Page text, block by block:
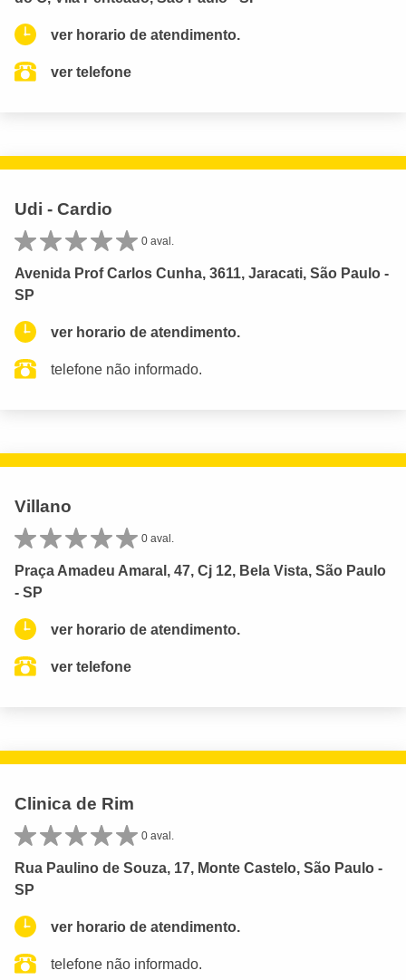
ver horario de atendimento.
ver telefone
Udi - Cardio
0 aval.
Avenida Prof Carlos Cunha, 3611, Jaracati, São Paulo -
SP
ver horario de atendimento.
telefone não informado.
Villano
0 aval.
Praça Amadeu Amaral, 47, Cj 12, Bela Vista, São Paulo
- SP
ver horario de atendimento.
ver telefone
Clinica de Rim
0 aval.
Rua Paulino de Souza, 17, Monte Castelo, São Paulo -
SP
ver horario de atendimento.
telefone não informado.